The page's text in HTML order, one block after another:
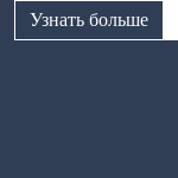
Узнать больше